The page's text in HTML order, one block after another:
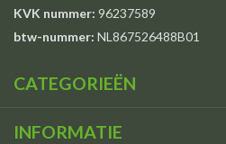
KVK nummer: 96237589
btw-nummer: NL867526488B01
CATEGORIEËN
INFORMATIE